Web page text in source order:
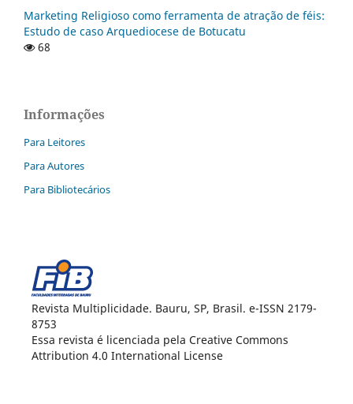
Marketing Religioso como ferramenta de atração de féis:
Estudo de caso Arquediocese de Botucatu
68
Informações
Para Leitores
Para Autores
Para Bibliotecários
Revista Multiplicidade. Bauru, SP, Brasil. e-ISSN 2179-
8753
Essa revista é licenciada pela Creative Commons
Attribution 4.0 International License